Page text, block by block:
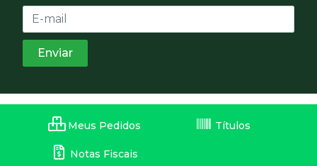
Meus Pedidos Títulos
Notas Fiscais